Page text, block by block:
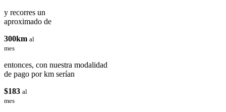
y recorres un
aproximado de
300km al
mes
entonces, con nuestra modalidad
de pago por km serían
$183 al
mes